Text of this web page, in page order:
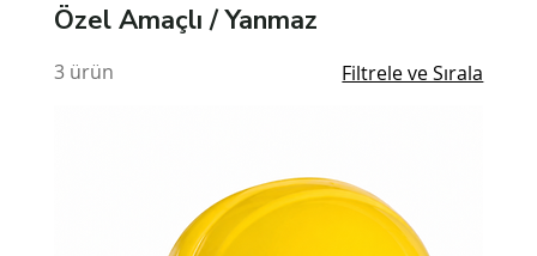
Özel Amaçlı / Yanmaz
3 ürün Filtrele ve Sırala